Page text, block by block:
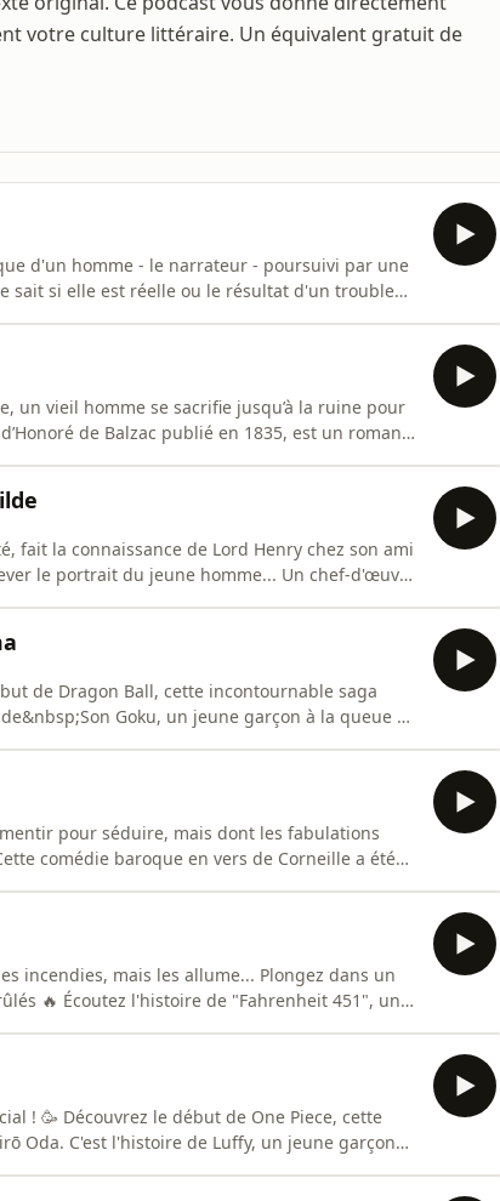
votre culture littéraire. Un équivalent gratuit de
d'un homme - le narrateur - poursuivi par une
sait si elle est réelle ou le résultat d'un trouble
un vieil homme se sacrifie jusqu’à la ruine pour
de Balzac publié en 1835, est un roman
fait la connaissance de Lord Henry chez son ami
le portrait du jeune homme... Un chef-d'œuvre
de Dragon Ball, cette incontournable saga
Goku, un jeune garçon à la queue de
pour séduire, mais dont les fabulations
comédie baroque en vers de Corneille a été
incendies, mais les allume... Plongez dans un
🔥 Écoutez l'histoire de "Fahrenheit 451", un
! 🥳 Découvrez le début de One Piece, cette
Oda. C'est l'histoire de Luffy, un jeune garçon